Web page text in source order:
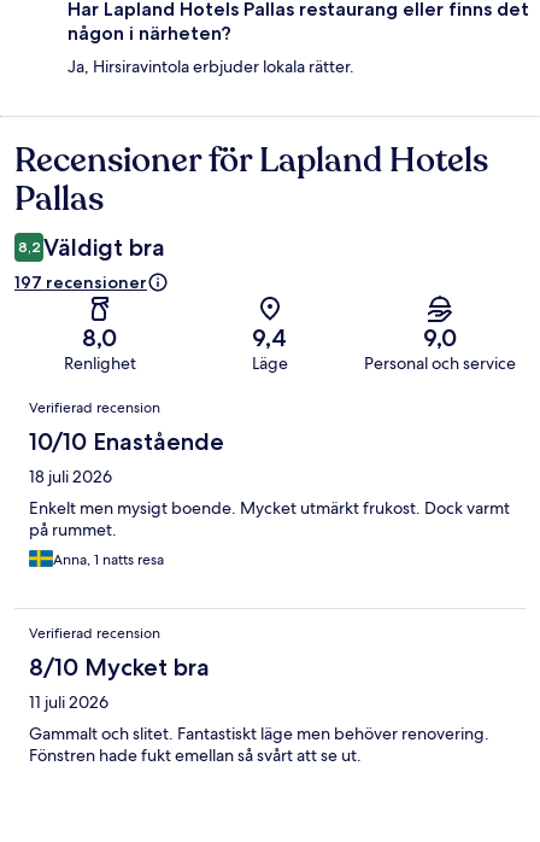
Har Lapland Hotels Pallas restaurang eller finns det
någon i närheten?
Ja, Hirsiravintola erbjuder lokala rätter.
Recensioner
Recensioner för Lapland Hotels
Pallas
8,2 Väldigt bra
197 recensioner
8,0
Renlighet
9,4
Läge
9,0
Personal och service
Recensioner
Verifierad recension
10/10 Enastående
18 juli 2026
Enkelt men mysigt boende. Mycket utmärkt frukost. Dock varmt
på rummet.
Anna, 1 natts resa
Verifierad recension
8/10 Mycket bra
11 juli 2026
Gammalt och slitet. Fantastiskt läge men behöver renovering.
Fönstren hade fukt emellan så svårt att se ut.